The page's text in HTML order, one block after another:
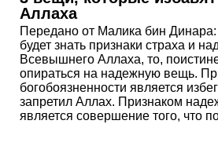
Аллаха
Передано от Малика бин
будет знать признаки страха и
Всевышнего Аллаха, то,
опираться на надежную вещь.
богобоязненности является
запретил Аллах. Признаком
является совершение того, что